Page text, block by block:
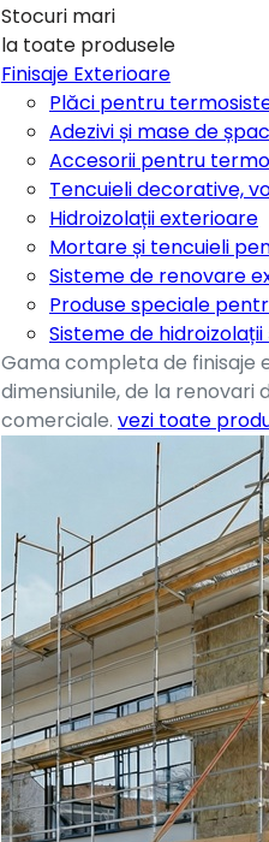
Stocuri mari
la toate produsele
Finisaje Exterioare
Plăci pentru
Adezivi și mase de
Accesorii pentru
Tencuieli decorative,
Hidroizolații exterioare
Mortare și tencuieli
Sisteme de renovare
Produse speciale
Sisteme de
Gama completa de
dimensiunile, de la
comerciale. vezi toate